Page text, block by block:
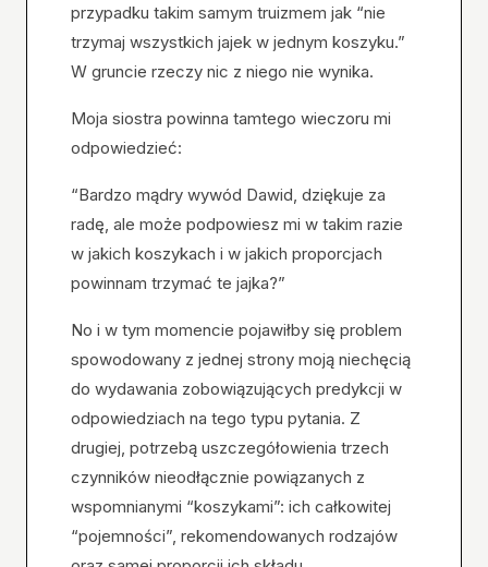
przypadku takim samym truizmem jak “nie
trzymaj wszystkich jajek w jednym koszyku.”
W gruncie rzeczy nic z niego nie wynika.
Moja siostra powinna tamtego wieczoru mi
odpowiedzieć:
“Bardzo mądry wywód Dawid, dziękuje za
radę, ale może podpowiesz mi w takim razie
w jakich koszykach i w jakich proporcjach
powinnam trzymać te jajka?”
No i w tym momencie pojawiłby się problem
spowodowany z jednej strony moją niechęcią
do wydawania zobowiązujących predykcji w
odpowiedziach na tego typu pytania. Z
drugiej, potrzebą uszczegółowienia trzech
czynników nieodłącznie powiązanych z
wspomnianymi “koszykami”: ich całkowitej
“pojemności”, rekomendowanych rodzajów